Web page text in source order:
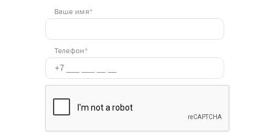
Ваше имя*
Телефон*